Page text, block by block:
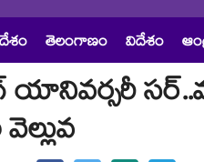
దేశం తెలంగాణం విదేశం
యానివర్సరీ